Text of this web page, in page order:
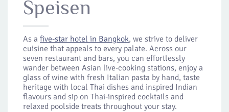
Speisen
As a five-star hotel in Bangkok, we strive to deliver
cuisine that appeals to every palate. Across our
seven restaurant and bars, you can effortlessly
wander between Asian live-cooking stations, enjoy a
glass of wine with fresh Italian pasta by hand, taste
heritage with local Thai dishes and inspired Indian
flavours and sip on Thai-inspired cocktails and
relaxed poolside treats throughout your stay.